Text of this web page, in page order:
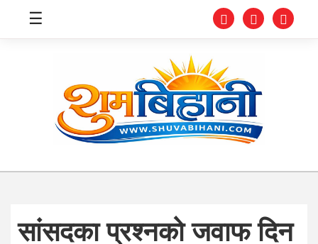
स्वास्थ्य
शिक्षा
☰
सांसदका प्रश्नको जवाफ दिन